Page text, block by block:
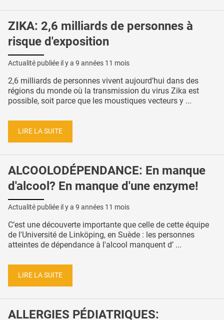
ZIKA: 2,6 milliards de personnes à
risque d'exposition
Actualité publiée il y a 9 années 11 mois
2,6 milliards de personnes vivent aujourd’hui dans des
régions du monde où la transmission du virus Zika est
possible, soit parce que les moustiques vecteurs y ...
LIRE LA SUITE
ALCOOLODÉPENDANCE: En manque
d'alcool? En manque d'une enzyme!
Actualité publiée il y a 9 années 11 mois
C’est une découverte importante que celle de cette équipe
de l'Université de Linköping, en Suède : les personnes
atteintes de dépendance à l'alcool manquent d’ ...
LIRE LA SUITE
ALLERGIES PÉDIATRIQUES: